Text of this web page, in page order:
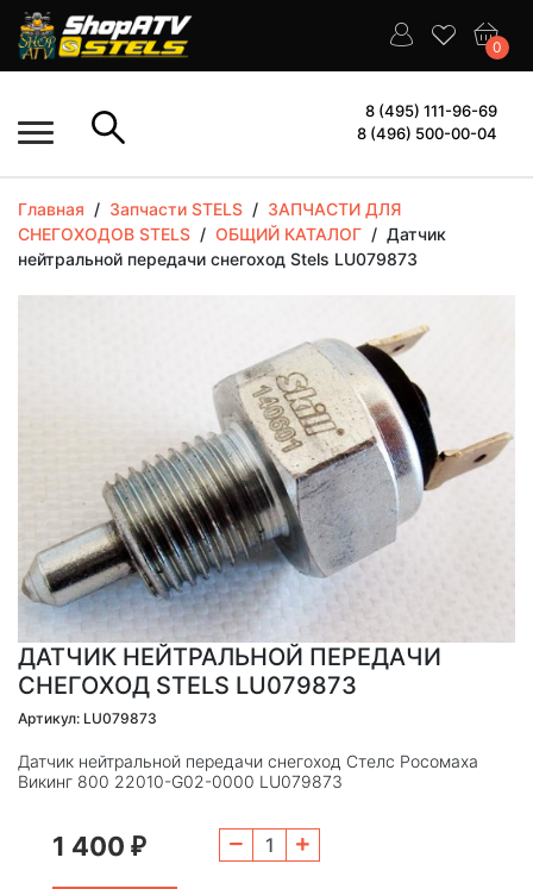
0
8 (495) 111-96-69
8 (496) 500-00-04
Главная / Запчасти STELS / ЗАПЧАСТИ ДЛЯ
СНЕГОХОДОВ STELS / ОБЩИЙ КАТАЛОГ / Датчик
нейтральной передачи снегоход Stels LU079873
ДАТЧИК НЕЙТРАЛЬНОЙ ПЕРЕДАЧИ
СНЕГОХОД STELS LU079873
Артикул: LU079873
Датчик нейтральной передачи снегоход Стелс Росомаха
Викинг 800 22010-G02-0000 LU079873
1 400 ₽